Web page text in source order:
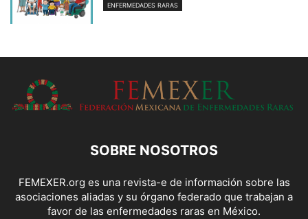
ENFERMEDADES RARAS
SOBRE NOSOTROS
FEMEXER.org es una revista-e de información sobre las
asociaciones aliadas y su órgano federado que trabajan a
favor de las enfermedades raras en México.